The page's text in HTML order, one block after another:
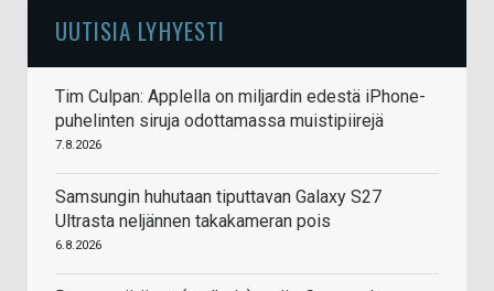
UUTISIA LYHYESTI
Tim Culpan: Applella on miljardin edestä iPhone-
puhelinten siruja odottamassa muistipiirejä
7.8.2026
Samsungin huhutaan tiputtavan Galaxy S27
Ultrasta neljännen takakameran pois
6.8.2026